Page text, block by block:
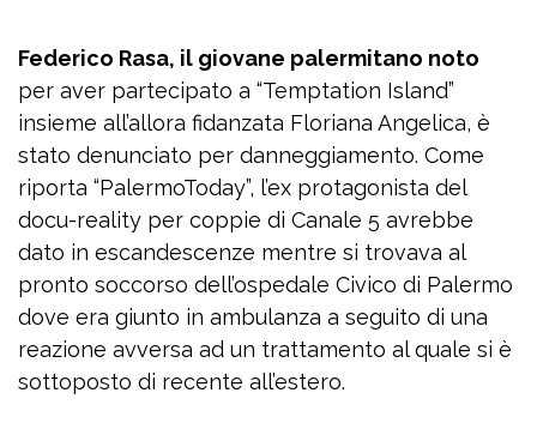
Federico Rasa, il giovane palermitano noto
per aver partecipato a “Temptation Island”
insieme all’allora fidanzata Floriana Angelica, è
stato denunciato per danneggiamento. Come
riporta “PalermoToday”, l’ex protagonista del
docu-reality per coppie di Canale 5 avrebbe
dato in escandescenze mentre si trovava al
pronto soccorso dell’ospedale Civico di Palermo
dove era giunto in ambulanza a seguito di una
reazione avversa ad un trattamento al quale si è
sottoposto di recente all’estero.